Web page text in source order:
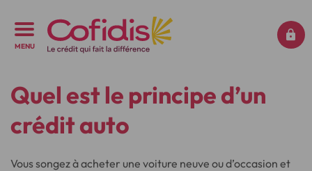
MENU
Quel est le principe d’un
crédit auto
Vous songez à acheter une voiture neuve ou d’occasion et